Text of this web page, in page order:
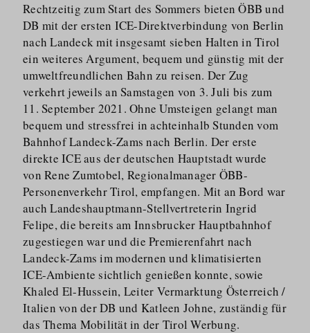
Rechtzeitig zum Start des Sommers bieten ÖBB und
DB mit der ersten ICE-Direktverbindung von Berlin
nach Landeck mit insgesamt sieben Halten in Tirol
ein weiteres Argument, bequem und günstig mit der
umweltfreundlichen Bahn zu reisen. Der Zug
verkehrt jeweils an Samstagen von 3. Juli bis zum
11. September 2021. Ohne Umsteigen gelangt man
bequem und stressfrei in achteinhalb Stunden vom
Bahnhof Landeck-Zams nach Berlin. Der erste
direkte ICE aus der deutschen Hauptstadt wurde
von Rene Zumtobel, Regionalmanager ÖBB-
Personenverkehr Tirol, empfangen. Mit an Bord war
auch Landeshauptmann-Stellver­treterin Ingrid
Felipe, die bereits am Innsbrucker Hauptbahnhof
zugestiegen war und die Premierenfahrt nach
Landeck-Zams im modernen und klimatisierten
ICE-Ambiente sichtlich genießen konnte, sowie
Khaled El-Hussein, Leiter Vermarktung Österreich /
Italien von der DB und Katleen Johne, zuständig für
das Thema Mobilität in der Tirol Werbung.